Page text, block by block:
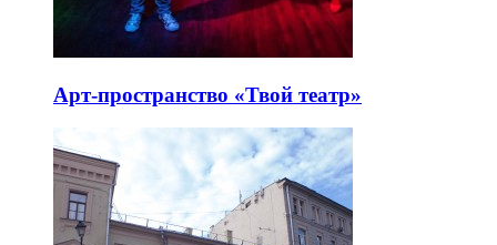
Арт-пространство «Твой театр»